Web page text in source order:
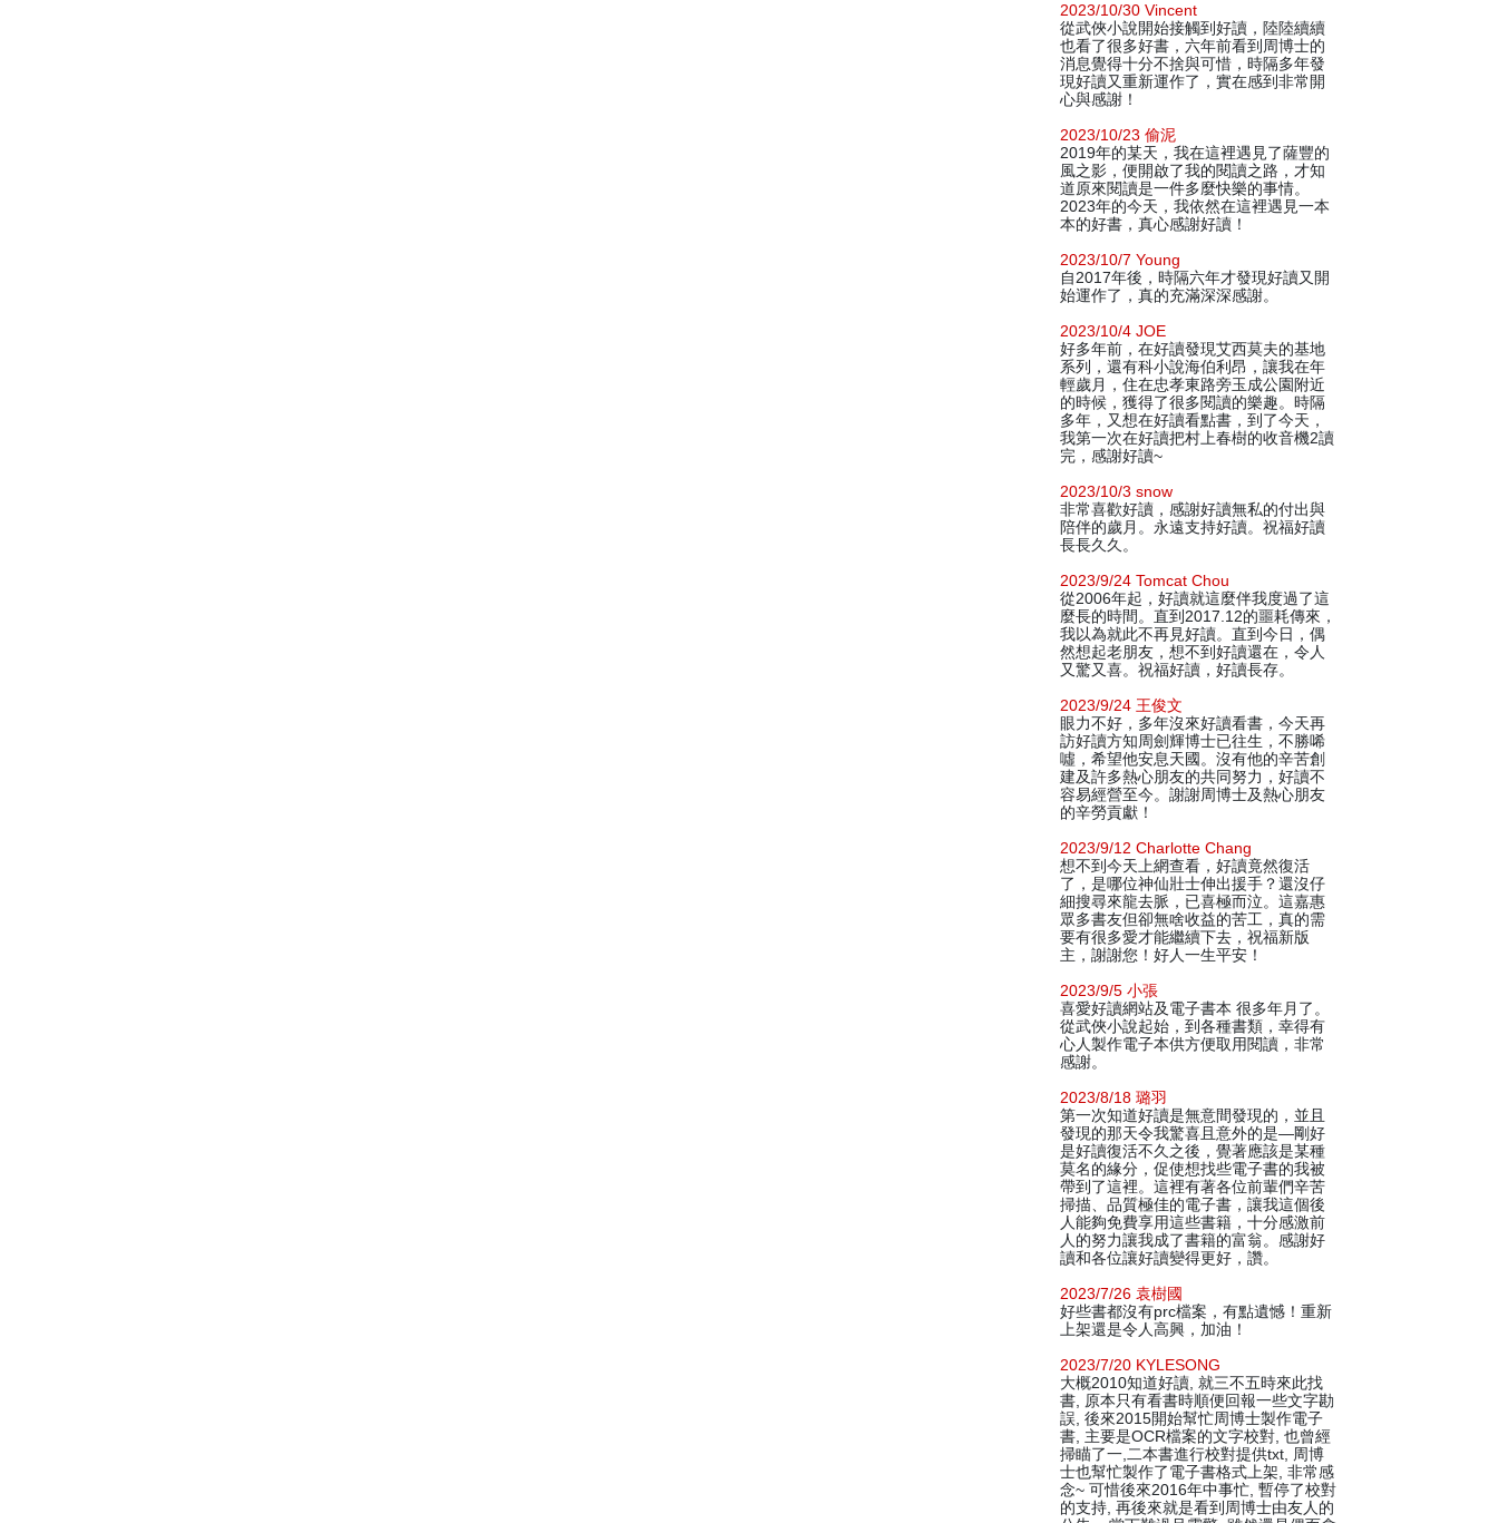
2023/10/30 Vincent
從武俠小說開始接觸到好讀，陸陸續續
也看了很多好書，六年前看到周博士的
消息覺得十分不捨與可惜，時隔多年發
現好讀又重新運作了，實在感到非常開
心與感謝！
2023/10/23 偷泥
2019年的某天，我在這裡遇見了薩豐的
風之影，便開啟了我的閱讀之路，才知
道原來閱讀是一件多麼快樂的事情。
2023年的今天，我依然在這裡遇見一本
本的好書，真心感謝好讀！
2023/10/7 Young
自2017年後，時隔六年才發現好讀又開
始運作了，真的充滿深深感謝。
2023/10/4 JOE
好多年前，在好讀發現艾西莫夫的基地
系列，還有科小說海伯利昂，讓我在年
輕歲月，住在忠孝東路旁玉成公園附近
的時候，獲得了很多閱讀的樂趣。時隔
多年，又想在好讀看點書，到了今天，
我第一次在好讀把村上春樹的收音機2讀
完，感謝好讀~
2023/10/3 snow
非常喜歡好讀，感謝好讀無私的付出與
陪伴的歲月。永遠支持好讀。祝福好讀
長長久久。
2023/9/24 Tomcat Chou
從2006年起，好讀就這麼伴我度過了這
麼長的時間。直到2017.12的噩耗傳來，
我以為就此不再見好讀。直到今日，偶
然想起老朋友，想不到好讀還在，令人
又驚又喜。祝福好讀，好讀長存。
2023/9/24 王俊文
眼力不好，多年沒來好讀看書，今天再
訪好讀方知周劍輝博士已往生，不勝唏
噓，希望他安息天國。沒有他的辛苦創
建及許多熱心朋友的共同努力，好讀不
容易經營至今。謝謝周博士及熱心朋友
的辛勞貢獻！
2023/9/12 Charlotte Chang
想不到今天上網查看，好讀竟然復活
了，是哪位神仙壯士伸出援手？還沒仔
細搜尋來龍去脈，已喜極而泣。這嘉惠
眾多書友但卻無啥收益的苦工，真的需
要有很多愛才能繼續下去，祝福新版
主，謝謝您！好人一生平安！
2023/9/5 小張
喜愛好讀網站及電子書本 很多年月了。
從武俠小說起始，到各種書類，幸得有
心人製作電子本供方便取用閱讀，非常
感謝。
2023/8/18 璐羽
第一次知道好讀是無意間發現的，並且
發現的那天令我驚喜且意外的是—剛好
是好讀復活不久之後，覺著應該是某種
莫名的緣分，促使想找些電子書的我被
帶到了這裡。這裡有著各位前輩們辛苦
掃描、品質極佳的電子書，讓我這個後
人能夠免費享用這些書籍，十分感激前
人的努力讓我成了書籍的富翁。感謝好
讀和各位讓好讀變得更好，讚。
2023/7/26 袁樹國
好些書都沒有prc檔案，有點遺憾！重新
上架還是令人高興，加油！
2023/7/20 KYLESONG
大概2010知道好讀, 就三不五時來此找
書, 原本只有看書時順便回報一些文字勘
誤, 後來2015開始幫忙周博士製作電子
書, 主要是OCR檔案的文字校對, 也曾經
掃瞄了一,二本書進行校對提供txt, 周博
士也幫忙製作了電子書格式上架, 非常感
念~ 可惜後來2016年中事忙, 暫停了校對
的支持, 再後來就是看到周博士由友人的